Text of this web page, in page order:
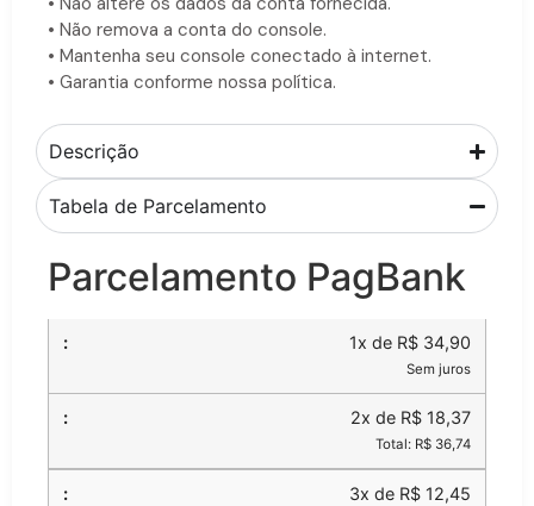
• Não remova a conta do console.
• Mantenha seu console conectado à internet.
• Garantia conforme nossa política.
Descrição
Tabela de Parcelamento
Parcelamento PagBank
1x de R$ 34,90
Sem juros
2x de R$ 18,37
Total: R$ 36,74
3x de R$ 12,45